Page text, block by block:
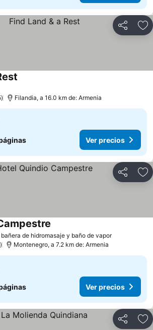
Compartir
Filandia, a 16.0 km de: Armenia
Ver precios
Compartir
de hidromasaje y baño de vapor
Montenegro, a 7.2 km de: Armenia
Ver precios
Compartir